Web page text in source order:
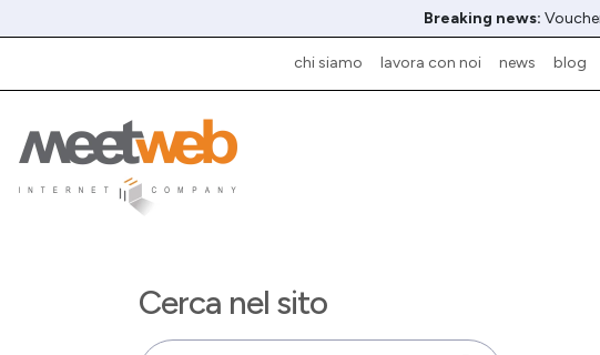
Breaking news:
chi siamo lavora con noi news blog
Cerca nel sito